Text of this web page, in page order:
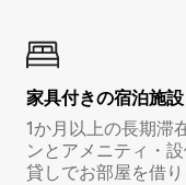
家具付き⁠の宿⁠泊⁠施⁠設
1か月以上の長期滞
ンとアメニティ・
貸しでお部屋を借